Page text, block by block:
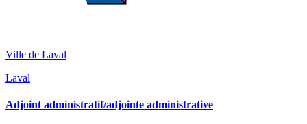
Ville de Laval
Laval
Adjoint administratif/adjointe administrative